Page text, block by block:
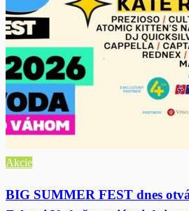
Akcie
BIG SUMMER FEST dnes